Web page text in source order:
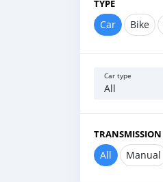
TYPE
Car Bike
Car type
All
TRANSMISSION
All Manual